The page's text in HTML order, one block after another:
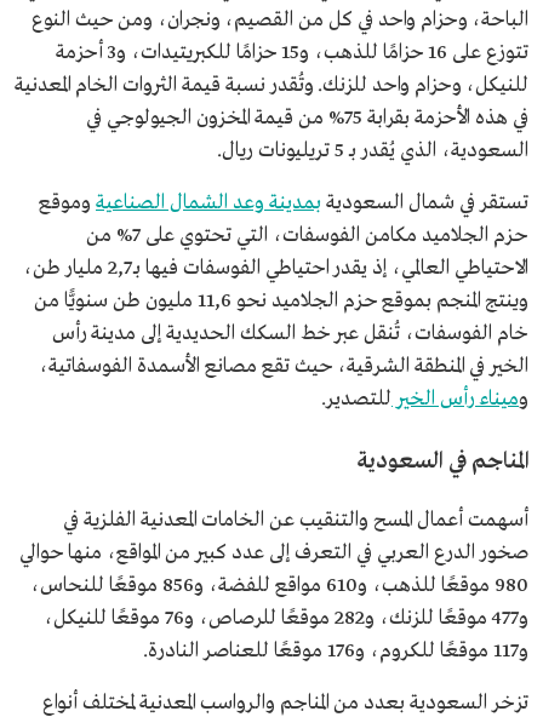
الباحة، وحزام واحد في كل من القصيم، ونجران، ومن حيث النوع
تتوزع على 16 حزامًا للذهب، و15 حزامًا للكبريتيدات، و3 أحزمة
للنيكل، وحزام واحد للزنك. وتُقدر نسبة قيمة الثروات الخام المعدنية
في هذه الأحزمة بقرابة 75% من قيمة المخزون الجيولوجي في
السعودية، الذي يُقدر بـ 5 تريليونات ريال.
تستقر في شمال السعودية بمدينة وعد الشمال الصناعية وموقع
حزم الجلاميد مكامن الفوسفات، التي تحتوي على 7% من
الاحتياطي العالمي، إذ يقدر احتياطي الفوسفات فيها بـ 2,7 مليار طن،
وينتج المنجم بموقع حزم الجلاميد نحو 11,6 مليون طن سنويًّا من
خام الفوسفات، تُنقل عبر خط السكك الحديدية إلى مدينة رأس
الخير في المنطقة الشرقية، حيث تقع مصانع الأسمدة الفوسفاتية،
وميناء رأس الخير للتصدير.
المناجم في السعودية
أسهمت أعمال المسح والتنقيب عن الخامات المعدنية الفلزية في
صخور الدرع العربي في التعرف إلى عدد كبير من المواقع، منها حوالي
980 موقعًا للذهب، و610 مواقع للفضة، و856 موقعًا للنحاس،
و477 موقعًا للزنك، و282 موقعًا للرصاص، و76 موقعًا للنيكل،
و117 موقعًا للكروم، و176 موقعًا للعناصر النادرة.
تزخر السعودية بعدد من المناجم والرواسب المعدنية لمختلف أنواع